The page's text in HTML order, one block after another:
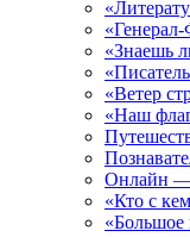
«Знаешь
«Ветер
«Наш
Онлайн —
«Кто с
«Большое